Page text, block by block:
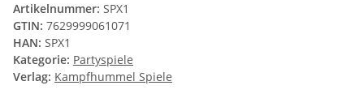
Artikelnummer: SPX1
GTIN: 7629999061071
HAN: SPX1
Kategorie: Partyspiele
Verlag: Kampfhummel Spiele